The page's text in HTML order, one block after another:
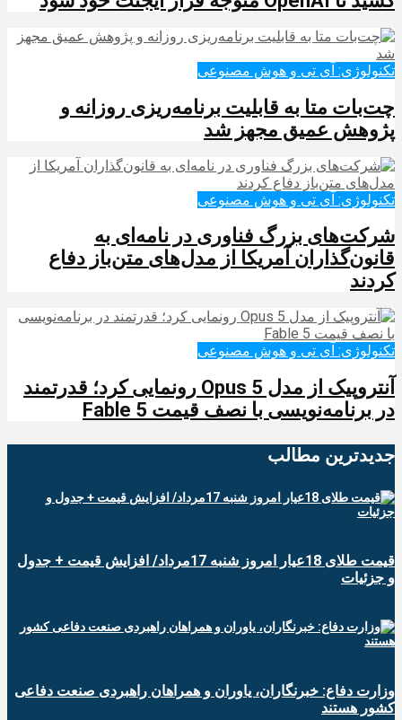
تکنولوژی: آی تی و هوش مصنوعی
چت‌بات متا به قابلیت برنامه‌ریزی روزانه و
پژوهش عمیق مجهز شد
تکنولوژی: آی تی و هوش مصنوعی
شرکت‌های بزرگ فناوری در نامه‌ای به
قانون‌گذاران آمریکا از مدل‌های متن‌باز دفاع
کردند
تکنولوژی: آی تی و هوش مصنوعی
آنتروپیک از مدل Opus 5 رونمایی کرد؛ قدرتمند
در برنامه‌نویسی با نصف قیمت Fable 5
جدیدترین‌ مطالب
قیمت طلای 18عیار امروز شنبه 17مرداد/ افزایش قیمت + جدول
و جزئیات
وزارت دفاع: خبرنگاران، یاوران و همراهان راهبردی صنعت دفاعی
کشور هستند